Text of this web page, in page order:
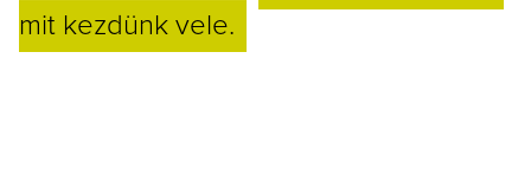
mit kezdünk vele.